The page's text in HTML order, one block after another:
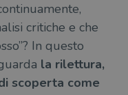
critiche e che
In questo
la rilettura,
scoperta come